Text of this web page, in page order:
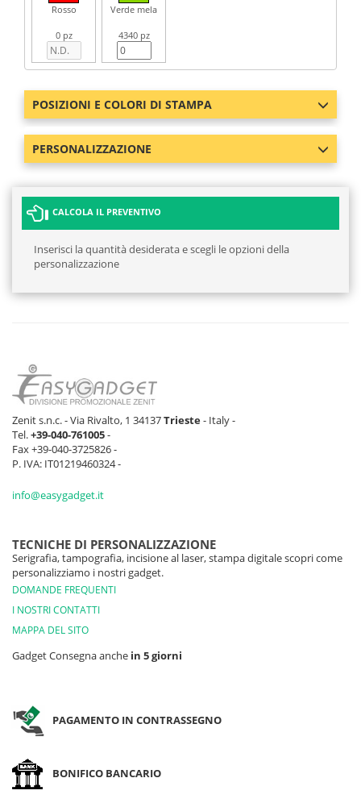
Rosso
0 pz
Verde mela
4340 pz
POSIZIONI E COLORI DI STAMPA
PERSONALIZZAZIONE
CALCOLA IL PREVENTIVO
Inserisci la quantità desiderata e scegli le opzioni della
personalizzazione
Zenit s.n.c. - Via Rivalto, 1 34137Trieste- Italy -
Tel.+39-040-761005-
Fax +39-040-3725826 -
P. IVA: IT01219460324 -
info@easygadget.it
TECNICHE DI PERSONALIZZAZIONE
Serigrafia, tampografia, incisione al laser, stampa digitale scopri come
personalizziamo i nostri gadget.
DOMANDE FREQUENTI
I NOSTRI CONTATTI
MAPPA DEL SITO
Gadget Consegna anche in 5 giorni
PAGAMENTO IN CONTRASSEGNO
BONIFICO BANCARIO